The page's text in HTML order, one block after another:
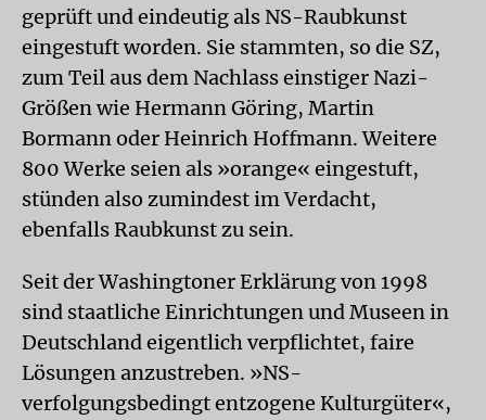
geprüft und eindeutig als NS-Raubkunst
eingestuft worden. Sie stammten, so die SZ,
zum Teil aus dem Nachlass einstiger Nazi-
Größen wie Hermann Göring, Martin
Bormann oder Heinrich Hoffmann. Weitere
800 Werke seien als »orange« eingestuft,
stünden also zumindest im Verdacht,
ebenfalls Raubkunst zu sein.
Seit der Washingtoner Erklärung von 1998
sind staatliche Einrichtungen und Museen in
Deutschland eigentlich verpflichtet, faire
Lösungen anzustreben. »NS-
verfolgungsbedingt entzogene Kulturgüter«,